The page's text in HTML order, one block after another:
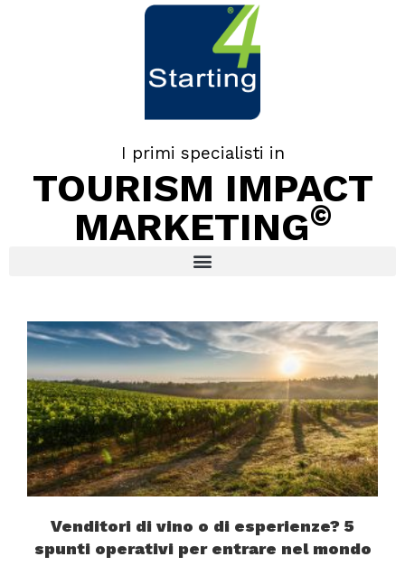
I primi specialisti in
TOURISM IMPACT
MARKETING©
Venditori di vino o di esperienze? 5
spunti operativi per entrare nel mondo